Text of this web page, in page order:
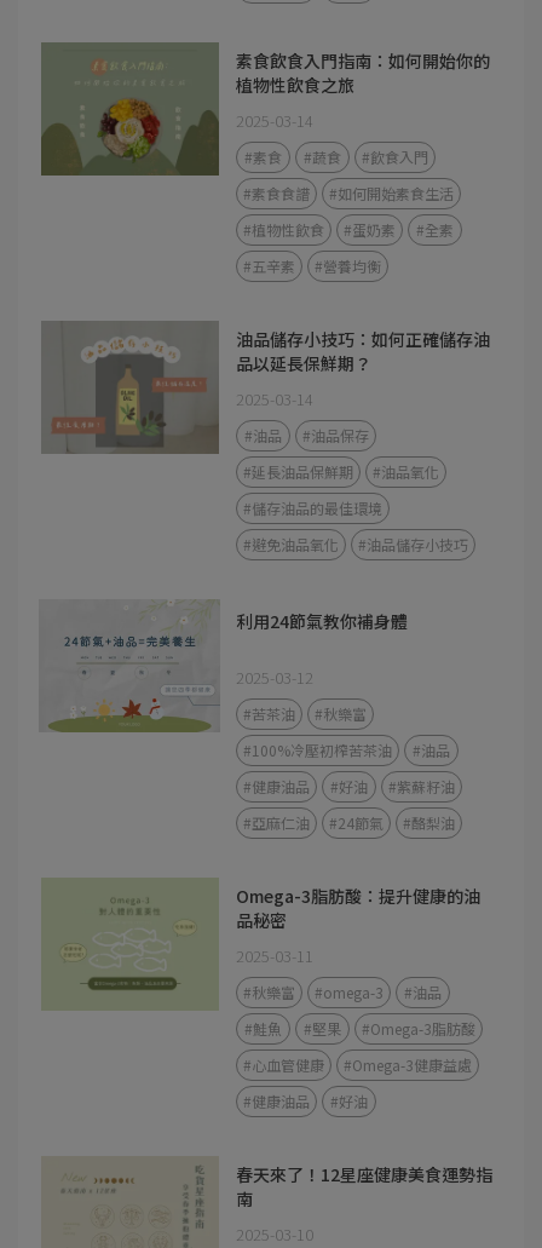
素食飲食入門指南：如何開始你的
植物性飲食之旅
2025-03-14
#素食 #蔬食
#飲食入門
#素食食譜
#如何開始素食生活
#植物性飲食
#蛋奶素
#全素
#五辛素
#營養均衡
油品儲存小技巧：如何正確儲存油
品以延長保鮮期？
2025-03-14
#油品
#油品保存
#延長油品保鮮期
#油品氧化
#儲存油品的最佳環境
#避免油品氧化
#油品儲存小技巧
利用24節氣教你補身體
2025-03-12
#苦茶油
#秋樂富
#100%冷壓初榨苦茶油
#油品
#健康油品
#好油
#紫蘇籽油
#亞麻仁油
#24節氣 #酪梨油
Omega-3脂肪酸：提升健康的油
品秘密
2025-03-11
#秋樂富 #omega-3
#油品
#鮭魚
#堅果
#Omega-3脂肪酸
#心血管健康
#Omega-3健康益處
#健康油品
#好油
春天來了！12星座健康美食運勢指
南
2025-03-10